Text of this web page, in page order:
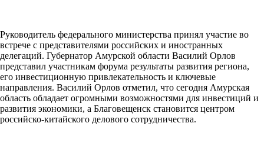
Руководитель федерального министерства принял участие во
встрече с представителями российских и иностранных
делегаций. Губернатор Амурской области Василий Орлов
представил участникам форума результаты развития региона,
его инвестиционную привлекательность и ключевые
направления. Василий Орлов отметил, что сегодня Амурская
область обладает огромными возможностями для инвестиций и
развития экономики, а Благовещенск становится центром
российско-китайского делового сотрудничества.